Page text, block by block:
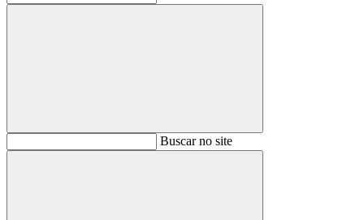
BuscarBuscar no site